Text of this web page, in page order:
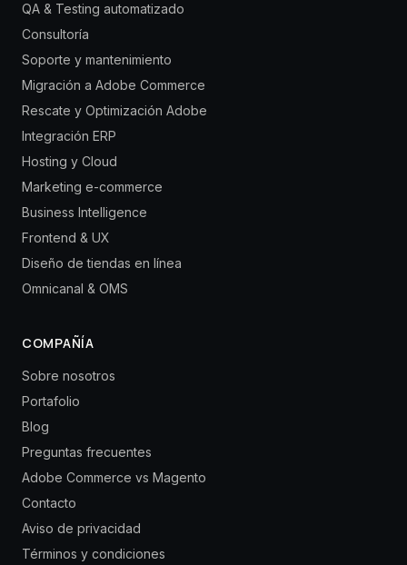
QA & Testing automatizado
Consultoría
Soporte y mantenimiento
Migración a Adobe Commerce
Rescate y Optimización Adobe
Integración ERP
Hosting y Cloud
Marketing e-commerce
Business Intelligence
Frontend & UX
Diseño de tiendas en línea
Omnicanal & OMS
COMPAÑÍA
Sobre nosotros
Portafolio
Blog
Preguntas frecuentes
Adobe Commerce vs Magento
Contacto
Aviso de privacidad
Términos y condiciones